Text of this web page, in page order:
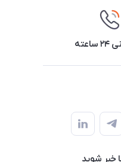
خبر شوید